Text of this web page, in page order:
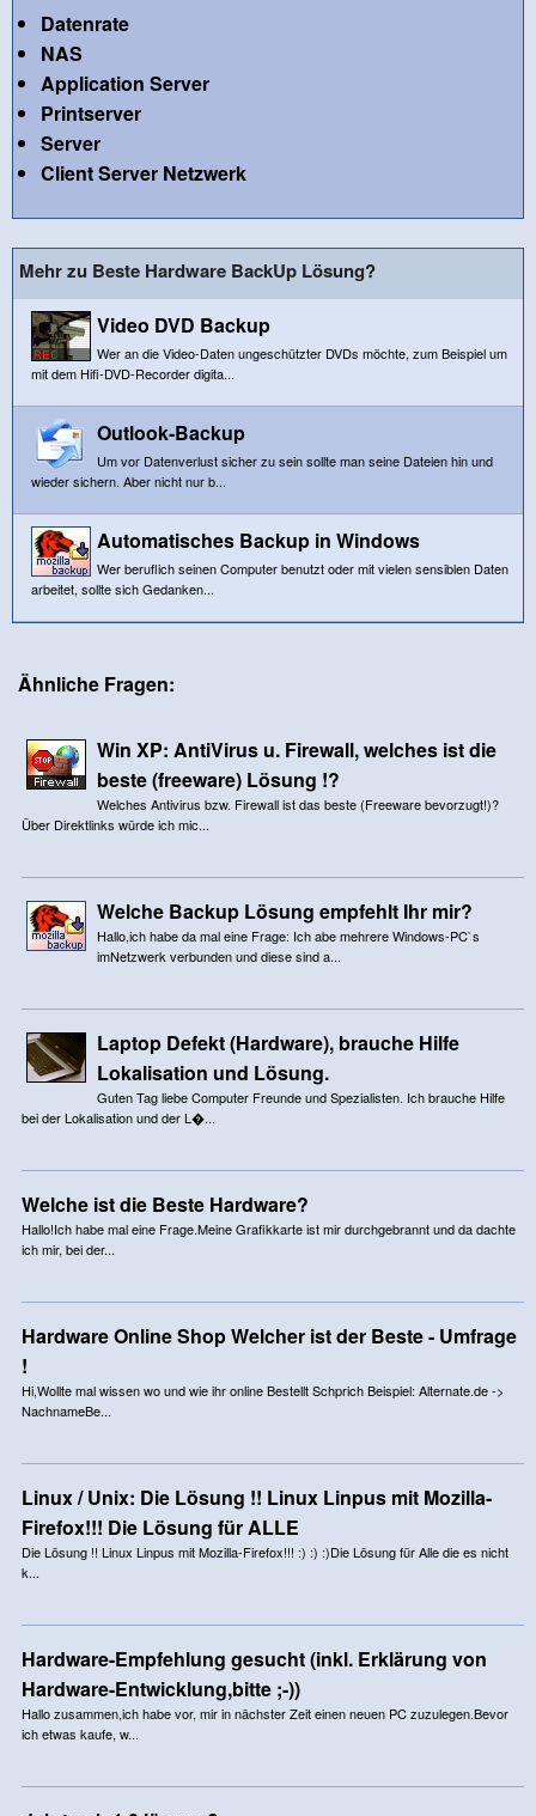
Datenrate
NAS
Application Server
Printserver
Server
Client Server Netzwerk
Mehr zu Beste Hardware BackUp Lösung?
Video DVD Backup
Wer an die Video-Daten ungeschützter DVDs möchte, zum Beispiel um
mit dem Hifi-DVD-Recorder digita...
Outlook-Backup
Um vor Datenverlust sicher zu sein sollte man seine Dateien hin und
wieder sichern. Aber nicht nur b...
Automatisches Backup in Windows
Wer beruflich seinen Computer benutzt oder mit vielen sensiblen Daten
arbeitet, sollte sich Gedanken...
Ähnliche Fragen:
Win XP: AntiVirus u. Firewall, welches ist die
beste (freeware) Lösung !?
Welches Antivirus bzw. Firewall ist das beste (Freeware bevorzugt!)?
Über Direktlinks würde ich mic...
Welche Backup Lösung empfehlt Ihr mir?
Hallo,ich habe da mal eine Frage: Ich abe mehrere Windows-PC`s
imNetzwerk verbunden und diese sind a...
Laptop Defekt (Hardware), brauche Hilfe
Lokalisation und Lösung.
Guten Tag liebe Computer Freunde und Spezialisten. Ich brauche Hilfe
bei der Lokalisation und der L�...
Welche ist die Beste Hardware?
Hallo!Ich habe mal eine Frage.Meine Grafikkarte ist mir durchgebrannt und da dachte
ich mir, bei der...
Hardware Online Shop Welcher ist der Beste - Umfrage
!
Hi,Wollte mal wissen wo und wie ihr online Bestellt Schprich Beispiel: Alternate.de ->
NachnameBe...
Linux / Unix: Die Lösung !! Linux Linpus mit Mozilla-
Firefox!!! Die Lösung für ALLE
Die Lösung !! Linux Linpus mit Mozilla-Firefox!!! :) :) :)Die Lösung für Alle die es nicht
k...
Hardware-Empfehlung gesucht (inkl. Erklärung von
Hardware-Entwicklung,bitte ;-))
Hallo zusammen,ich habe vor, mir in nächster Zeit einen neuen PC zuzulegen.Bevor
ich etwas kaufe, w...